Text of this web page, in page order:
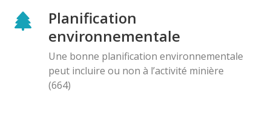
Planification
environnementale
Une bonne planification environnementale
peut incluire ou non à l’activité minière
(664)